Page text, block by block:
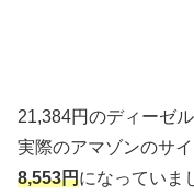
21,384円のディーゼ
実際のアマゾンのサ
8,553円になっていま